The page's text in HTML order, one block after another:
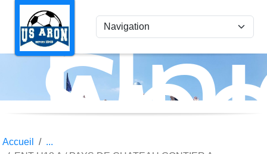
Accueil
Panneau de gestion des cookies